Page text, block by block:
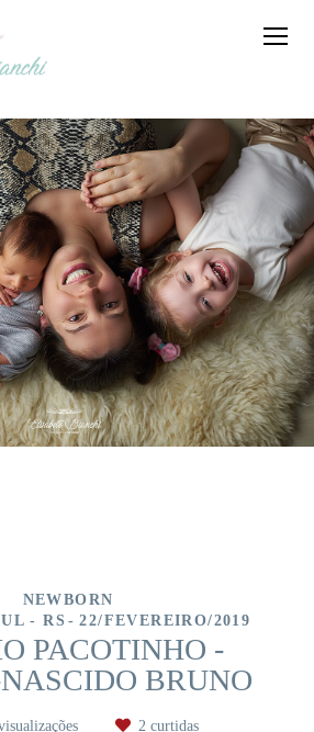
NEWBORN
- RS
22/FEVEREIRO/2019
PACOTINHO -
BRUNO
2 curtidas